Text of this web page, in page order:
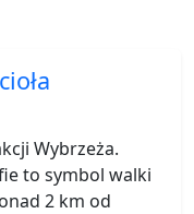
Wybrzeża.
to symbol walki
2 km od